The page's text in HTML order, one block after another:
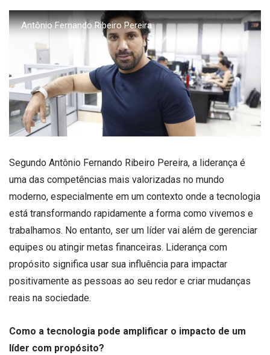
Antônio Fernando Ribeiro Pereira
Segundo Antônio Fernando Ribeiro Pereira, a liderança é
uma das competências mais valorizadas no mundo
moderno, especialmente em um contexto onde a tecnologia
está transformando rapidamente a forma como vivemos e
trabalhamos. No entanto, ser um líder vai além de gerenciar
equipes ou atingir metas financeiras. Liderança com
propósito significa usar sua influência para impactar
positivamente as pessoas ao seu redor e criar mudanças
reais na sociedade.
Como a tecnologia pode amplificar o impacto de um
líder com propósito?